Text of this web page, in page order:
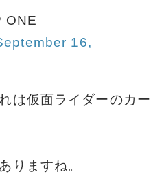
ONE
16,
は仮面ライダーのカー
りますね。